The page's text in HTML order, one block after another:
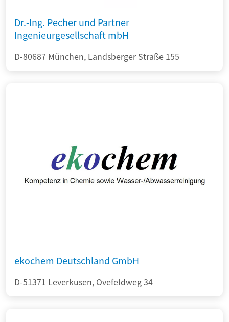
Dr.-Ing. Pecher und Partner
Ingenieurgesellschaft mbH
D-80687 München, Landsberger Straße 155
ekochem Deutschland GmbH
D-51371 Leverkusen, Ovefeldweg 34